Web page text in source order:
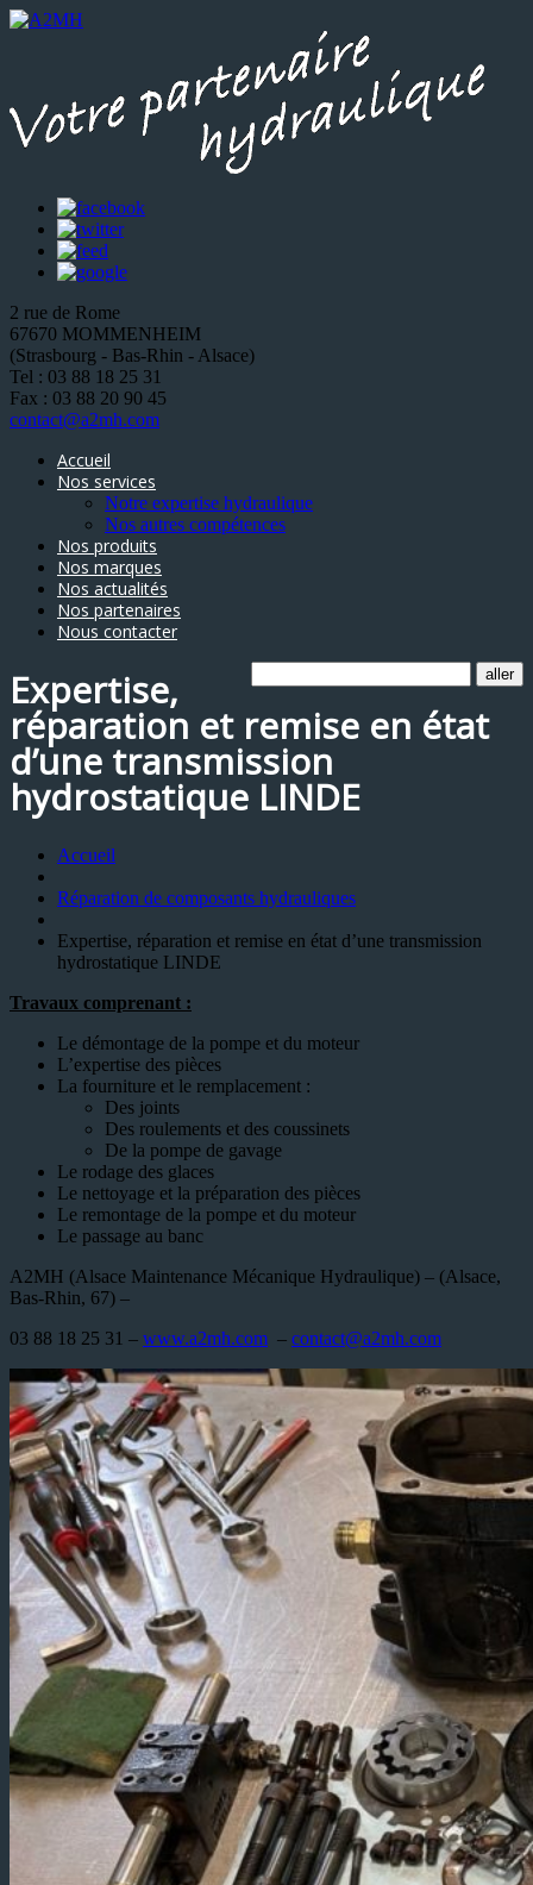
2 rue de Rome
67670 MOMMENHEIM
(Strasbourg - Bas-Rhin - Alsace)
Tel : 03 88 18 25 31
Fax : 03 88 20 90 45
contact@a2mh.com
Accueil
Nos services
Notre expertise hydraulique
Nos autres compétences
Nos produits
Nos marques
Nos actualités
Nos partenaires
Nous contacter
Expertise,
réparation et remise en état
d’une transmission
hydrostatique LINDE
Accueil
Réparation de composants hydrauliques
Expertise, réparation et remise en état d’une transmission
hydrostatique LINDE
Travaux comprenant :
Le démontage de la pompe et du moteur
L’expertise des pièces
La fourniture et le remplacement :
Des joints
Des roulements et des coussinets
De la pompe de gavage
Le rodage des glaces
Le nettoyage et la préparation des pièces
Le remontage de la pompe et du moteur
Le passage au banc
A2MH (Alsace Maintenance Mécanique Hydraulique) – (Alsace,
Bas-Rhin, 67) –
03 88 18 25 31 – www.a2mh.com – contact@a2mh.com